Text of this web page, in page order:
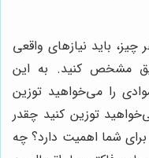
چیز، باید نیازهای واقعی
مشخص کنید. به این
را می‌خواهید توزین
توزین کنید چقدر
شما اهمیت دارد؟ چه